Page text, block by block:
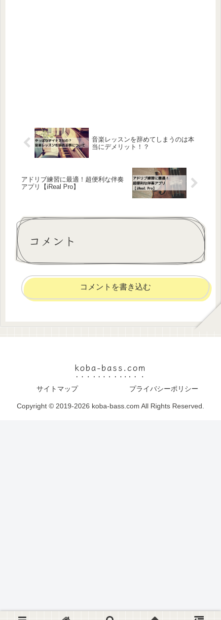
音楽レッスンを辞めてしまうのは本
当にデメリット！？
アドリブ練習に最適！超便利な伴奏
アプリ【iReal Pro】
コメント
コメントを書き込む
koba-bass.com
サイトマップ プライバシーポリシー
Copyright © 2019-2026 koba-bass.com All Rights Reserved.